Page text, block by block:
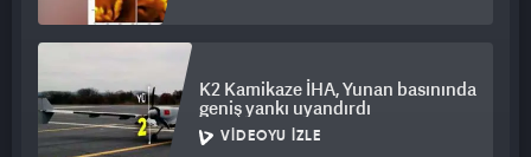
K2 Kamikaze İHA, Yunan basınında
geniş yankı uyandırdı
VIDEOYU İZLE